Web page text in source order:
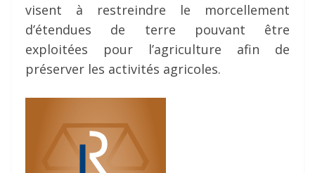
visent à restreindre le morcellement
d’étendues de terre pouvant être
exploitées pour l’agriculture afin de
préserver les activités agricoles.